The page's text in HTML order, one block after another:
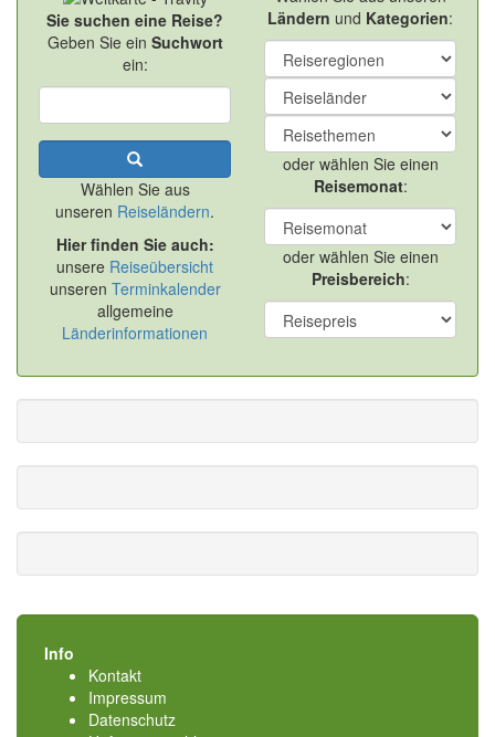
Sie suchen eine Reise?
Geben Sie ein Suchwort
ein:
Wählen Sie aus
unseren Reiseländern.
Hier finden Sie auch:
unsere Reiseübersicht
unseren Terminkalender
allgemeine
Länderinformationen
Ländern und Kategorien:
oder wählen Sie einen
Reisemonat:
oder wählen Sie einen
Preisbereich:
Info
Kontakt
Impressum
Datenschutz